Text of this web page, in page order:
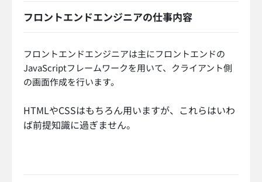
フロントエンドエンジニアの仕事内容
フロントエンドエンジニアは主にフロントエンドの
JavaScriptフレームワークを用いて、クライアント側
の画面作成を行います。
HTMLやCSSはもちろん用いますが、これらはいわ
ば前提知識に過ぎません。